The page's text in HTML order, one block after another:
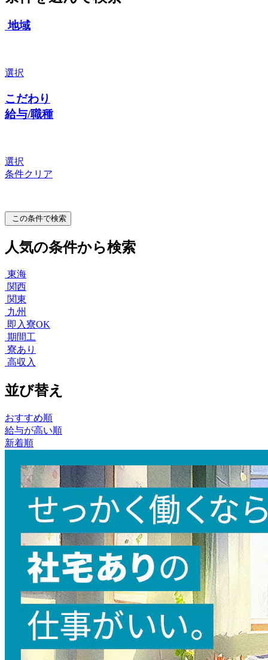
地域
選択
こだわり
給与/職種
選択
条件クリア
この条件で検索
人気の条件から検索
東海
関西
関東
九州
即入寮OK
期間工
寮あり
高収入
並び替え
おすすめ順
給与が高い順
新着順